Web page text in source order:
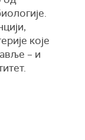
које
– и